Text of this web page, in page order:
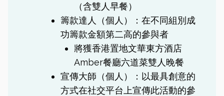
（含雙人早餐）
籌款達人（個人）：在不同組別成
功籌款金額第二高的參與者
將獲香港置地文華東方酒店
Amber餐廳六道菜雙人晚餐
宣傳大師（個人）：以最具創意的
方式在社交平台上宣傳此活動的參